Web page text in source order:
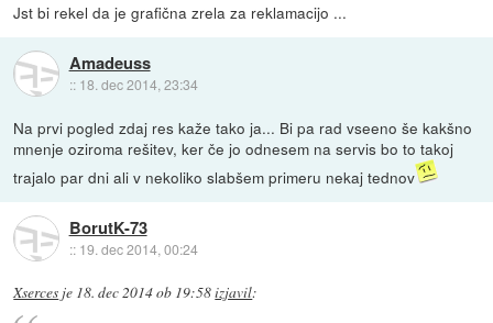
Jst bi rekel da je grafična zrela za reklamacijo ...
Amadeuss
:: 18. dec 2014, 23:34
Na prvi pogled zdaj res kaže tako ja... Bi pa rad vseeno še kakšno
mnenje oziroma rešitev, ker če jo odnesem na servis bo to takoj
trajalo par dni ali v nekoliko slabšem primeru nekaj tednov
BorutK-73
:: 19. dec 2014, 00:24
Xserces je 18. dec 2014 ob 19:58izjavil: